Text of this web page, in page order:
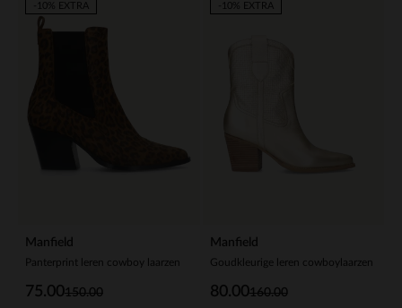
Manfield
Panterprint leren cowboy laarzen
150.00
75.00
-10% EXTRA
Manfield
Goudkleurige leren cowboylaarzen
160.00
80.00
-10% EXTRA